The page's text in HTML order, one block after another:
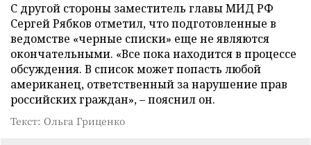
С другой стороны заместитель главы МИД РФ
Сергей Рябков отметил, что подготовленные в
ведомстве «черные списки» еще не являются
окончательными. «Все пока находится в процессе
обсуждения. В список может попасть любой
американец, ответственный за нарушение прав
российских граждан», – пояснил он.
Текст: Ольга Гриценко